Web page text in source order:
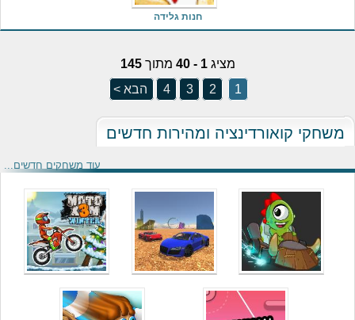
חנות גלידה
מציג1 - 40 מתוך145
1
2
3
4 הבא >
משחקי קואורדינציה ומהירות חדשים
עוד משחקים חדשים...